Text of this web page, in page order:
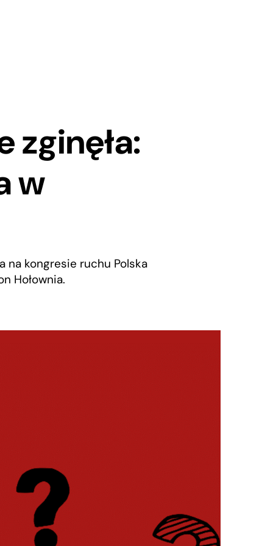
zginęła:
w
na kongresie ruchu Polska
Hołownia.